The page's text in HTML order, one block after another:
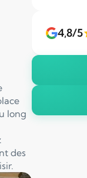
long
des
4,8/5